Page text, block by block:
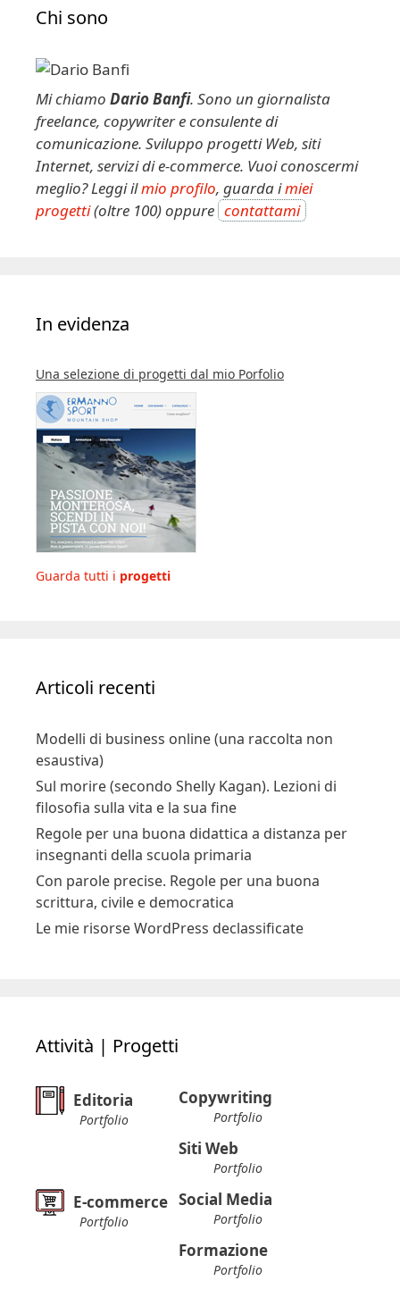
Chi sono
Mi chiamo Dario Banfi. Sono un giornalista
freelance, copywriter e consulente di
comunicazione. Sviluppo progetti Web, siti
Internet, servizi di e-commerce. Vuoi conoscermi
meglio? Leggi ilmio profilo, guarda imiei
progetti(oltre 100) oppure contattami
In evidenza
Una selezione di progetti dal mio Porfolio
Guarda tutti i progetti
Articoli recenti
Modelli di business online (una raccolta non
esaustiva)
Sul morire (secondo Shelly Kagan). Lezioni di
filosofia sulla vita e la sua fine
Regole per una buona didattica a distanza per
insegnanti della scuola primaria
Con parole precise. Regole per una buona
scrittura, civile e democratica
Le mie risorse WordPress declassificate
Attività | Progetti
Editoria
Portfolio
Copywriting
Portfolio
Siti Web
Portfolio
E-commerce
Portfolio
Social Media
Portfolio
Formazione
Portfolio